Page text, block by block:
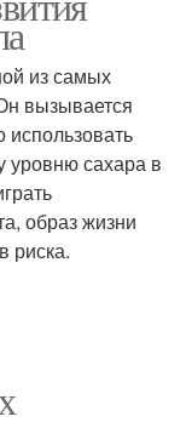
из самых
вызывается
использовать
уровню сахара в
образ жизни
риска.